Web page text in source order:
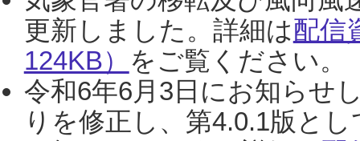
更新しました。詳細は配信
124KB） をご覧ください。
令和6年6月3日にお知らせ
りを修正し、第4.0.1版と